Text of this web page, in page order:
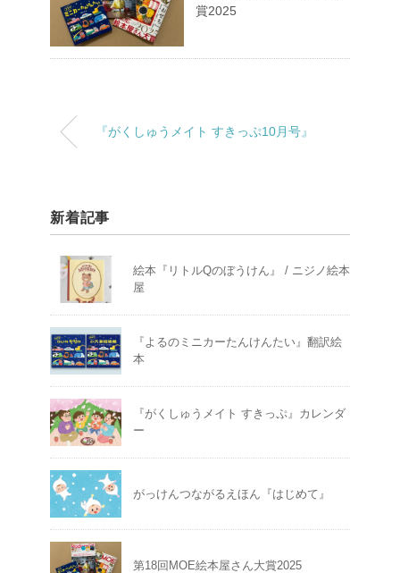
賞2025
『がくしゅうメイト すきっぷ10月号』
新着記事
絵本『リトルQのぼうけん』 / ニジノ絵本
屋
『よるのミニカーたんけんたい』翻訳絵
本
『がくしゅうメイト すきっぷ』カレンダ
ー
がっけんつながるえほん『はじめて』
第18回MOE絵本屋さん大賞2025